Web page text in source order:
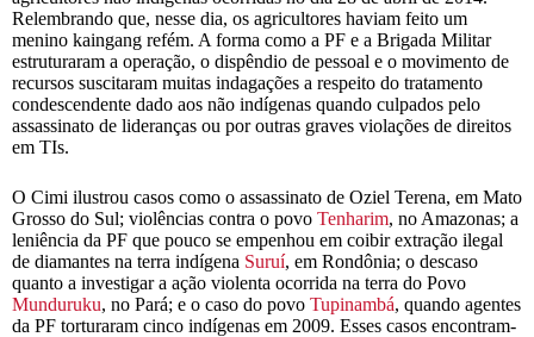
Relembrando que, nesse dia, os agricultores haviam feito um
menino kaingang refém. A forma como a PF e a Brigada Militar
estruturaram a operação, o dispêndio de pessoal e o movimento de
recursos suscitaram muitas indagações a respeito do tratamento
condescendente dado aos não indígenas quando culpados pelo
assassinato de lideranças ou por outras graves violações de direitos
em TIs.
O Cimi ilustrou casos como o assassinato de Oziel Terena, em Mato
Grosso do Sul; violências contra o povo Tenharim, no Amazonas; a
leniência da PF que pouco se empenhou em coibir extração ilegal
de diamantes na terra indígena Suruí, em Rondônia; o descaso
quanto a investigar a ação violenta ocorrida na terra do Povo
Munduruku, no Pará; e o caso do povo Tupinambá, quando agentes
da PF torturaram cinco indígenas em 2009. Esses casos encontram-